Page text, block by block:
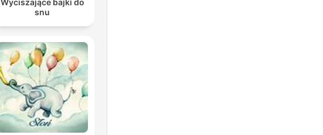
Wyciszające bajki do
snu